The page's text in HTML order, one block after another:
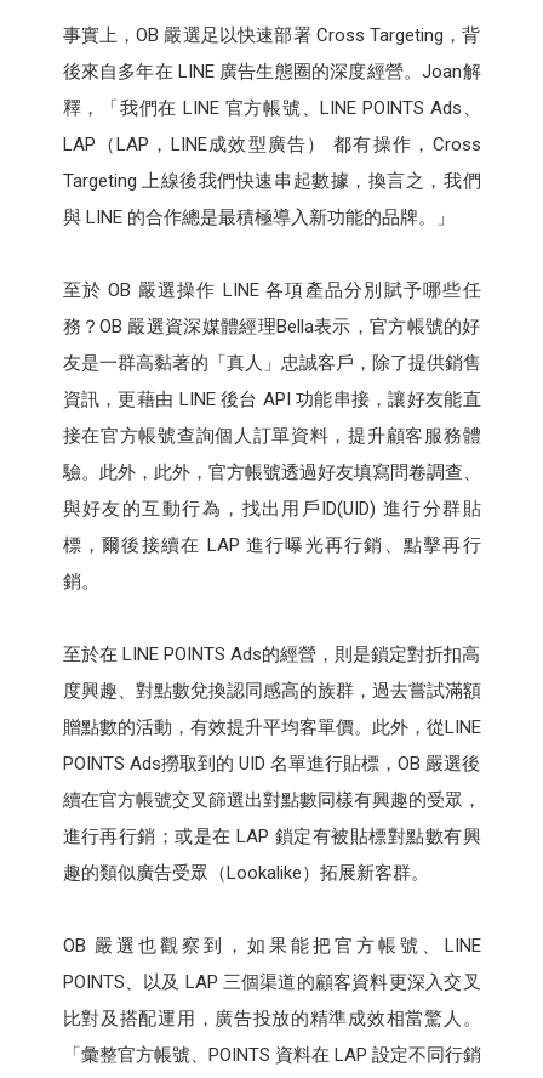
事實上，OB 嚴選足以快速部署 Cross Targeting，背
後來自多年在 LINE 廣告生態圈的深度經營。Joan解
釋，「我們在 LINE 官方帳號、LINE POINTS Ads、
LAP（LAP，LINE成效型廣告） 都有操作，Cross
Targeting 上線後我們快速串起數據，換言之，我們
與 LINE 的合作總是最積極導入新功能的品牌。」
至於 OB 嚴選操作 LINE 各項產品分別賦予哪些任
務？OB 嚴選資深媒體經理Bella表示，官方帳號的好
友是一群高黏著的「真人」忠誠客戶，除了提供銷售
資訊，更藉由 LINE 後台 API 功能串接，讓好友能直
接在官方帳號查詢個人訂單資料，提升顧客服務體
驗。此外，此外，官方帳號透過好友填寫問卷調查、
與好友的互動行為，找出用戶ID(UID) 進行分群貼
標，爾後接續在 LAP 進行曝光再行銷、點擊再行
銷。
至於在 LINE POINTS Ads的經營，則是鎖定對折扣高
度興趣、對點數兌換認同感高的族群，過去嘗試滿額
贈點數的活動，有效提升平均客單價。此外，從LINE
POINTS Ads撈取到的 UID 名單進行貼標，OB 嚴選後
續在官方帳號交叉篩選出對點數同樣有興趣的受眾，
進行再行銷；或是在 LAP 鎖定有被貼標對點數有興
趣的類似廣告受眾（Lookalike）拓展新客群。
OB 嚴選也觀察到，如果能把官方帳號、LINE
POINTS、以及 LAP 三個渠道的顧客資料更深入交叉
比對及搭配運用，廣告投放的精準成效相當驚人。
「彙整官方帳號、POINTS 資料在 LAP 設定不同行銷